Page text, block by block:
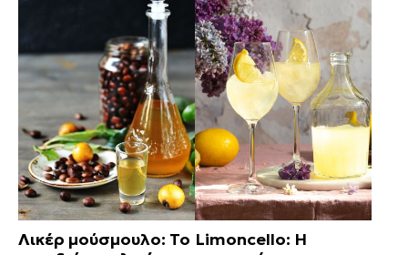
Λικέρ μούσμουλο: Το Limoncello: Η